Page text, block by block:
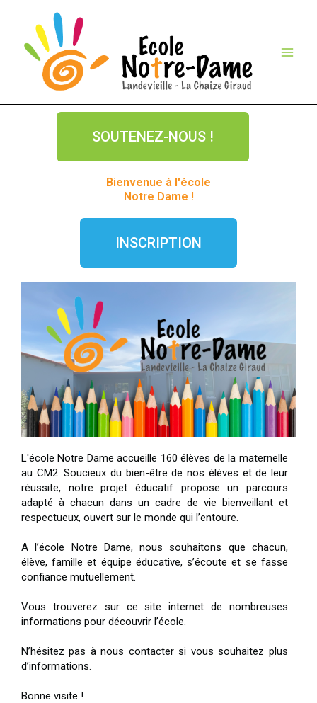
contenu
SOUTENEZ-NOUS !
Bienvenue à l'école
Notre Dame !
INSCRIPTION
L'école Notre Dame accueille 160 élèves de la maternelle
au CM2. Soucieux du bien-être de nos élèves et de leur
réussite, notre projet éducatif propose un parcours
adapté à chacun dans un cadre de vie bienveillant et
respectueux, ouvert sur le monde qui l’entoure.
A l’école Notre Dame, nous souhaitons que chacun,
élève, famille et équipe éducative, s’écoute et se fasse
confiance mutuellement.
Vous trouverez sur ce site internet de nombreuses
informations pour découvrir l’école.
N’hésitez pas à nous contacter si vous souhaitez plus
d’informations.
Bonne visite !